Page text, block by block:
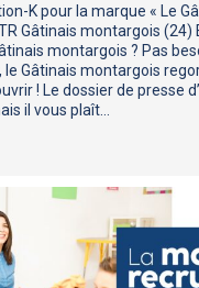
K pour la marque « Le
Gâtinais montargois (24)
montargois ? Pas
le Gâtinais montargois
! Le dossier de presse
il vous plaît…